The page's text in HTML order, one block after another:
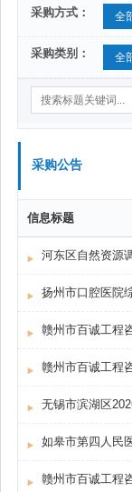
采购方式： 全
采购类别： 全
采购公告
信息标题
河东区自然资源
扬州市口腔医院
无锡市滨湖区
如皋市第四人民